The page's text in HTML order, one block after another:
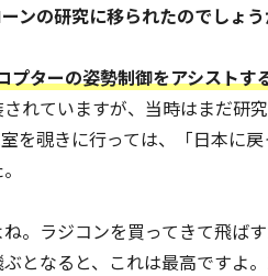
ンの研究に移られたのでしょう
プターの姿勢制御をアシストす
れていますが、当時はまだ研究
を覗きに行っては、「日本に
。ラジコンを買ってきて飛ばす
となると、これは最高ですよ